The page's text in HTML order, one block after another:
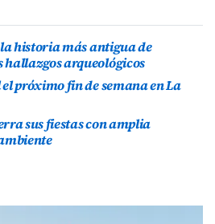
la historia más antigua de
hallazgos arqueológicos
próximo fin de semana en La
sus fiestas con amplia